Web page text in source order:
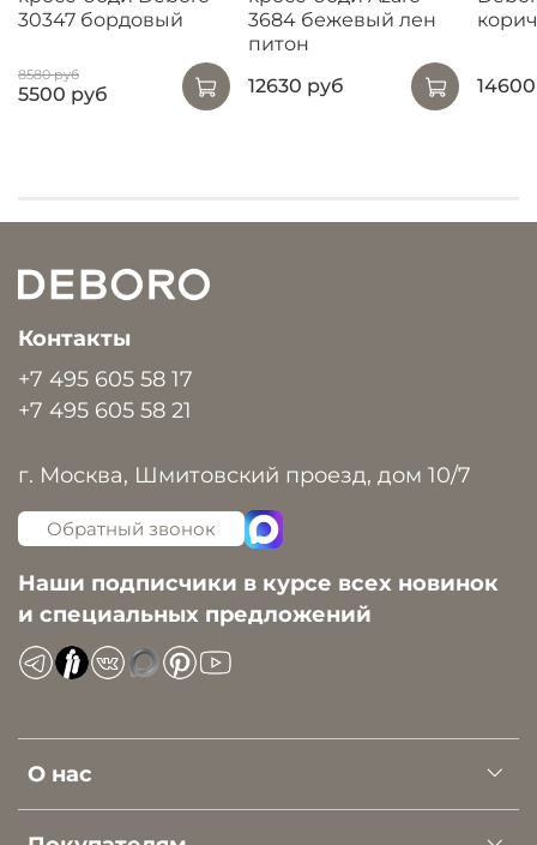
30347 бордовый
8580 руб
5500 руб
3684 бежевый лен
питон
12630 руб
О нас
Контакты
+7 495 605 58 17
+7 495 605 58 21
г. Москва, Шмитовский проезд, дом 10/7
Обратный звонок
Наши подписчики в курсе всех новинок
и специальных предложений